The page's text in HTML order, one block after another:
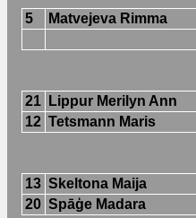
5 Matvejeva Rimma
21 Lippur Merilyn Ann
12 Tetsmann Maris
13 Skeltona Maija
20 Spāģe Madara